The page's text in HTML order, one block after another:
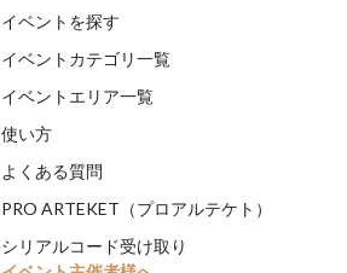
イベントを探す
イベントカテゴリ一覧
イベントエリア一覧
使い方
よくある質問
PRO ARTEKET（プロアルテケト）
シリアルコード受け取り